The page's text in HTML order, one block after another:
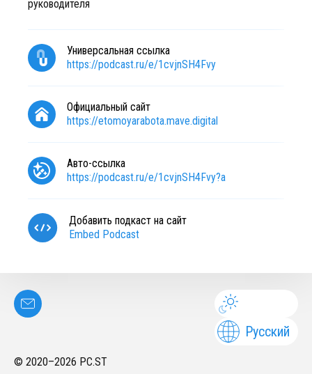
руководителя
Универсальная ссылка
https://podcast.ru/e/1cvjnSH4Fvy
Официальный сайт
https://etomoyarabota.mave.digital
Авто-ссылка
https://podcast.ru/e/1cvjnSH4Fvy?a
Добавить подкаст на сайт
Embed Podcast
Русский
© 2020–2026 PC.ST